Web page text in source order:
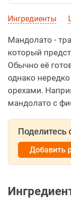
Ингредиенты
Мандолато -
который
Обычно её
однако
орехами.
мандолато с
Поделитесь
Добавить